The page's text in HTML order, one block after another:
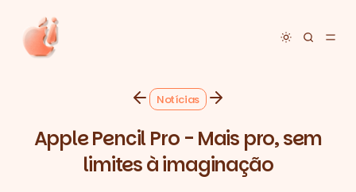
Toggle
Notícias
Apple Pencil Pro - Mais pro, sem
limites à imaginação